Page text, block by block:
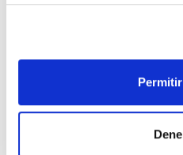
Campañas Ads y
Lanzamos Google Ads por
con audiencias